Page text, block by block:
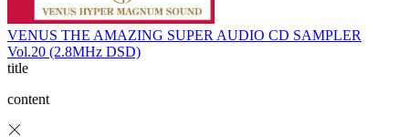
VENUS THE AMAZING SUPER AUDIO CD SAMPLER
Vol.20 (2.8MHz DSD)
title
content